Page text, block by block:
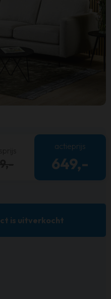
actieprijs
649,-
is uitverkocht